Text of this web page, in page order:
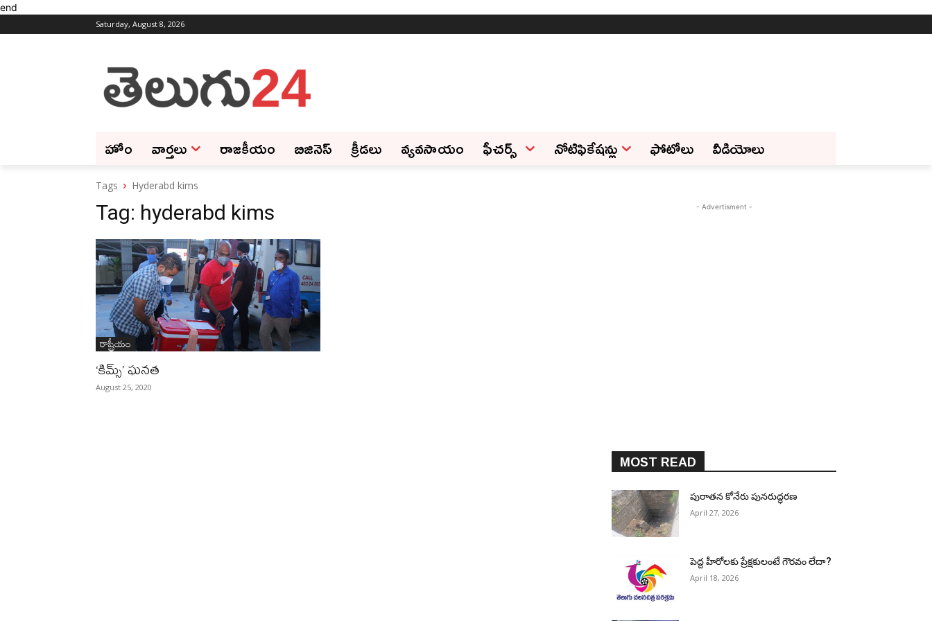
end
Saturday, August 8, 2026
హోం వార్తలు రాజకీయం బిజినెస్‌ క్రీడలు వ్యవసాయం ఫీచ‌ర్స్ ‌ నోటిఫికేషన్లు ఫోటోలు వీడియోలు
Tags Hyderabd kims
Tag: hyderabd kims
రాష్ట్రీయం
‘కిమ్స్’ ఘనత
August 25, 2020
- Advertisment -
MOST READ
పురాత‌న కోనేరు పున‌రుద్ధ‌ర‌ణ
April 27, 2026
పెద్ద హీరోల‌కు ప్రేక్ష‌కులంటే గౌర‌వం లేదా?
April 18, 2026